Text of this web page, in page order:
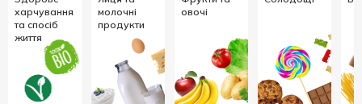
харчування
та спосіб
життя
молочні
продукти
овочі